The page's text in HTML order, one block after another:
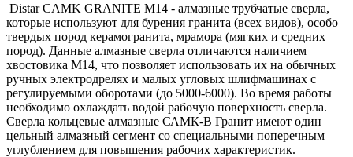
Distar CAMK GRANITE М14 - алмазные трубчатые сверла,
которые используют для бурения гранита (всех видов), особо
твердых пород керамогранита, мрамора (мягких и средних
пород). Данные алмазные сверла отличаются наличием
хвостовика M14, что позволяет использовать их на обычных
ручных электродрелях и малых угловых шлифмашинах с
регулируемыми оборотами (до 5000-6000). Во время работы
необходимо охлаждать водой рабочую поверхность сверла.
Сверла кольцевые алмазные САМК-В Гранит имеют один
цельный алмазный сегмент со специальными поперечным
углублением для повышения рабочих характеристик.